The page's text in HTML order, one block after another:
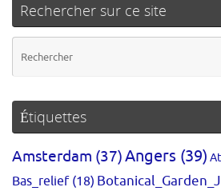
Rechercher sur ce site
Étiquettes
Amsterdam (37)Angers (39)
Bas_relief(18)